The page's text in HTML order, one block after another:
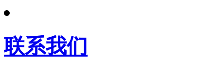
联系我们